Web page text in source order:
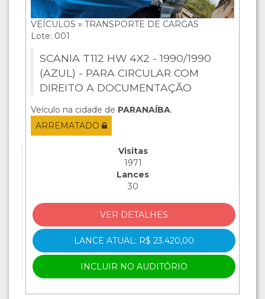
VEÍCULOS » TRANSPORTE DE CARGAS
Lote: 001
SCANIA T112 HW 4X2 - 1990/1990
(AZUL) - PARA CIRCULAR COM
DIREITO A DOCUMENTAÇÃO
Veículo na cidade de PARANAÍBA.
ARREMATADO
Visitas
1971
Lances
30
VER DETALHES
LANCE ATUAL: R$ 23.420,00
INCLUIR NO AUDITÓRIO